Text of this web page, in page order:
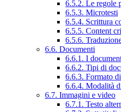
6.5.2. Le regole
6.5.3. Microtesti
6.5.4. Scrittura
6.5.5. Content
6.5.6.
6.6. Documenti
6.6.1. I
6.6.2. Tipi di
6.6.3. Formato
6.6.4. Modalità
6.7. Immagini e video
6.7.1. Testo